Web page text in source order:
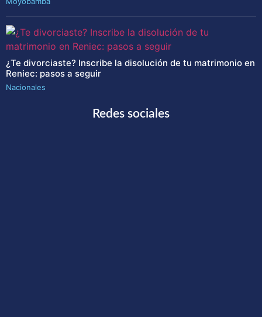
¿Te divorciaste? Inscribe la disolución de tu matrimonio en
Reniec: pasos a seguir
Nacionales
Redes sociales